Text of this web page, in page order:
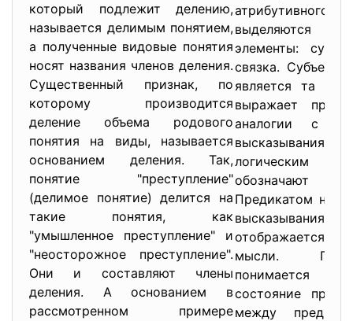
который подлежит делению,
называется делимым понятием,
а полученные видовые понятия
носят названия членов деления.
Существенный признак, по
которому производится
деление объема родового
понятия на виды, называется
основанием деления. Так,
понятие "преступление"
(делимое понятие) делится на
такие понятия, как
"умышленное преступление" и
"неосторожное преступление".
Они и составляют члены
деления. А основанием в
рассмотренном примере
атрибутивного
выделяются
элементы:
связка.
является та его
выражает
аналогии с
высказывания
логическим
обозначают
Предикатом
отображается
мысли. Под
понимается
состояние
между